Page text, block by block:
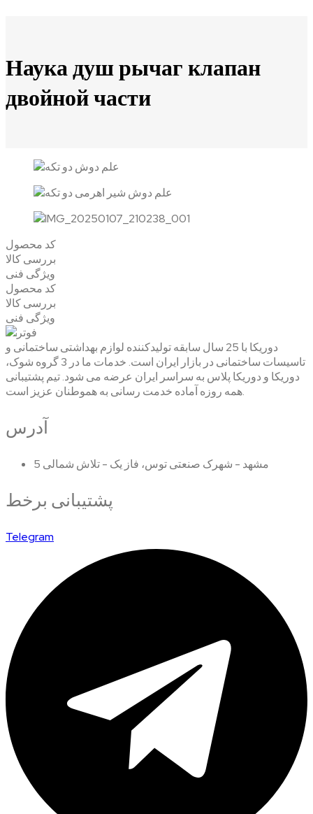
Наука душ рычаг клапан
двойной части
کد محصول
بررسی کالا
ویژگی فنی
کد محصول
بررسی کالا
ویژگی فنی
دوریکا با 25 سال سابقه تولیدکننده لوازم بهداشتی ساختمانی و
تاسیسات ساختمانی در بازار ایران است. خدمات ما در 3 گروه شوک،
دوریکا و دوریکا پلاس به سراسر ایران عرضه می شود. تیم پشتیبانی
همه روزه آماده خدمت رسانی به هموطنان عزیز است.
آدرس
مشهد - شهرک صنعتی توس، فاز یک - تلاش شمالی 5
پشتیبانی برخط
Telegram